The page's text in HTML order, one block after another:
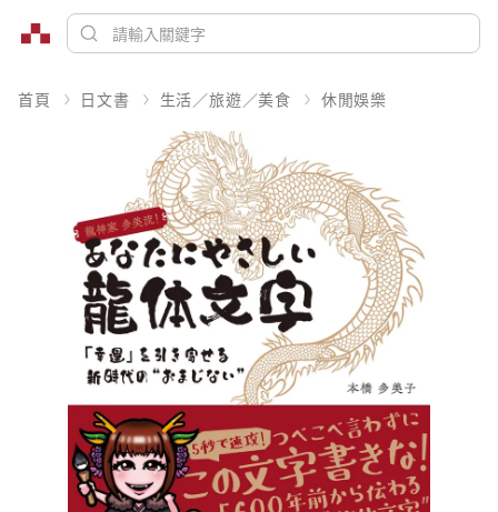
首頁 日文書 生活／旅遊／美食 休閒娛樂